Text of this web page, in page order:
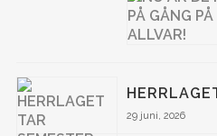
29 juni, 2026